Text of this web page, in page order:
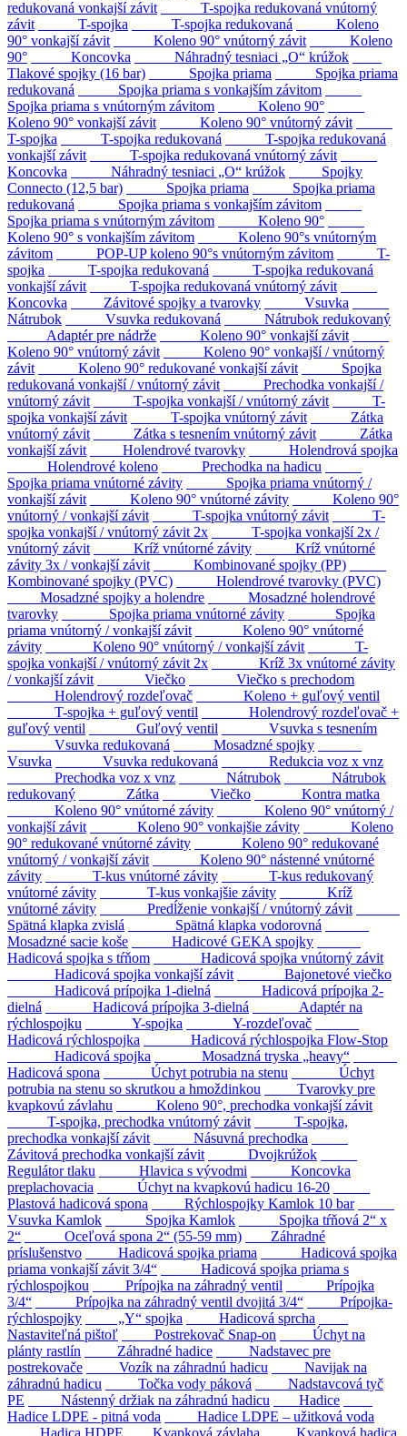
redukovaná vonkajší závit
T-spojka redukovaná vnútorný
závit
T-spojka T-spojka redukovaná
Koleno
90° vonkajší závit
Koleno 90° vnútorný závit
Koleno
90°
Koncovka
Náhradný tesniaci „O“ krúžok
Tlakové spojky (16 bar)
Spojka priama
Spojka priama
redukovaná
Spojka priama s vonkajším závitom
Spojka priama s vnútorným závitom
Koleno 90°
Koleno 90° vonkajší závit
Koleno 90° vnútorný závit
T-spojka
T-spojka redukovaná
T-spojka redukovaná
vonkajší závit
T-spojka redukovaná vnútorný závit
Koncovka
Náhradný tesniaci „O“ krúžok
Spojky
Connecto (12,5 bar)
Spojka priama
Spojka priama
redukovaná
Spojka priama s vonkajším závitom
Spojka priama s vnútorným závitom
Koleno 90°
Koleno 90° s vonkajším závitom
Koleno 90°s vnútorným
závitom
POP-UP koleno 90°s vnútorným závitom
T-
spojka
T-spojka redukovaná
T-spojka redukovaná
vonkajší závit
T-spojka redukovaná vnútorný závit
Koncovka
Závitové spojky a tvarovky
Vsuvka
Nátrubok
Vsuvka redukovaná
Nátrubok redukovaný
Adaptér pre nádrže
Koleno 90° vonkajší závit
Koleno 90° vnútorný závit
Koleno 90° vonkajší / vnútorný
závit
Koleno 90° redukované vonkajší závit
Spojka
redukovaná vonkajší / vnútorný závit
Prechodka vonkajší /
vnútorný závit
T-spojka vonkajší / vnútorný závit
T-
spojka vonkajší závit
T-spojka vnútorný závit
Zátka
vnútorný závit
Zátka s tesnením vnútorný závit
Zátka
vonkajší závit
Holendrové tvarovky
Holendrová spojka
Holendrové koleno
Prechodka na hadicu
Spojka priama vnútorné závity
Spojka priama vnútorný /
vonkajší závit
Koleno 90° vnútorné závity
Koleno 90°
vnútorný / vonkajší závit
T-spojka vnútorný závit
T-
spojka vonkajší / vnútorný závit 2x
T-spojka vonkajší 2x /
vnútorný závit
Kríž vnútorné závity
Kríž vnútorné
závity 3x / vonkajší závit
Kombinované spojky (PP)
Kombinované spojky (PVC)
Holendrové tvarovky (PVC)
Mosadzné spojky a holendre
Mosadzné holendrové
tvarovky
Spojka priama vnútorné závity
Spojka
priama vnútorný / vonkajší závit
Koleno 90° vnútorné
závity
Koleno 90° vnútorný / vonkajší závit
T-
spojka vonkajší / vnútorný závit 2x
Kríž 3x vnútorné závity
/ vonkajší závit
Viečko
Viečko s prechodom
Holendrový rozdeľovač
Koleno + guľový ventil
T-spojka + guľový ventil
Holendrový rozdeľovač +
guľový ventil
Guľový ventil
Vsuvka s tesnením
Vsuvka redukovaná
Mosadzné spojky
Vsuvka
Vsuvka redukovaná
Redukcia voz x vnz
Prechodka voz x vnz
Nátrubok
Nátrubok
redukovaný
Zátka Viečko
Kontra matka
Koleno 90° vnútorné závity
Koleno 90° vnútorný /
vonkajší závit
Koleno 90° vonkajšie závity
Koleno
90° redukované vnútorné závity
Koleno 90° redukované
vnútorný / vonkajší závit
Koleno 90° nástenné vnútorné
závity
T-kus vnútorné závity
T-kus redukovaný
vnútorné závity
T-kus vonkajšie závity
Kríž
vnútorné závity
Predĺženie vonkajší / vnútorný závit
Spätná klapka zvislá
Spätná klapka vodorovná
Mosadzné sacie koše
Hadicové GEKA spojky
Hadicová spojka s tŕňom
Hadicová spojka vnútorný závit
Hadicová spojka vonkajší závit
Bajonetové viečko
Hadicová prípojka 1-dielná
Hadicová prípojka 2-
dielná
Hadicová prípojka 3-dielná
Adaptér na
rýchlospojku
Y-spojka
Y-rozdeľovač
Hadicová rýchlospojka
Hadicová rýchlospojka Flow-Stop
Hadicová spojka
Mosadzná tryska „heavy“
Hadicová spona
Úchyt potrubia na stenu
Úchyt
potrubia na stenu so skrutkou a hmoždinkou
Tvarovky pre
kvapkovú závlahu
Koleno 90°, prechodka vonkajší závit
T-spojka, prechodka vnútorný závit
T-spojka,
prechodka vonkajší závit
Násuvná prechodka
Závitová prechodka vonkajší závit
Dvojkrúžok
Regulátor tlaku
Hlavica s vývodmi
Koncovka
preplachovacia
Úchyt na kvapkovú hadicu 16-20
Plastová hadicová spona
Rýchlospojky Kamlok 10 bar
Vsuvka Kamlok
Spojka Kamlok
Spojka tŕňová 2“ x
2“
Oceľová spona 2“ (55-59 mm)
Záhradné
príslušenstvo
Hadicová spojka priama
Hadicová spojka
priama vonkajší závit 3/4“
Hadicová spojka priama s
rýchlospojkou
Prípojka na záhradný ventil
Prípojka
3/4“
Prípojka na záhradný ventil dvojitá 3/4“
Prípojka-
rýchlospojky
„Y“ spojka
Hadicová sprcha
Nastaviteľná pištoľ
Postrekovač Snap-on
Úchyt na
plánty rastlín
Záhradné hadice
Nadstavec pre
postrekovače
Vozík na záhradnú hadicu
Navijak na
záhradnú hadicu
Točka vody páková
Nadstavcová tyč
PE
Nástenný držiak na záhradnú hadicu
Hadice
Hadice LDPE - pitná voda
Hadice LDPE – užitková voda
Hadica HDPE
Kvapková závlaha Kvapková hadica